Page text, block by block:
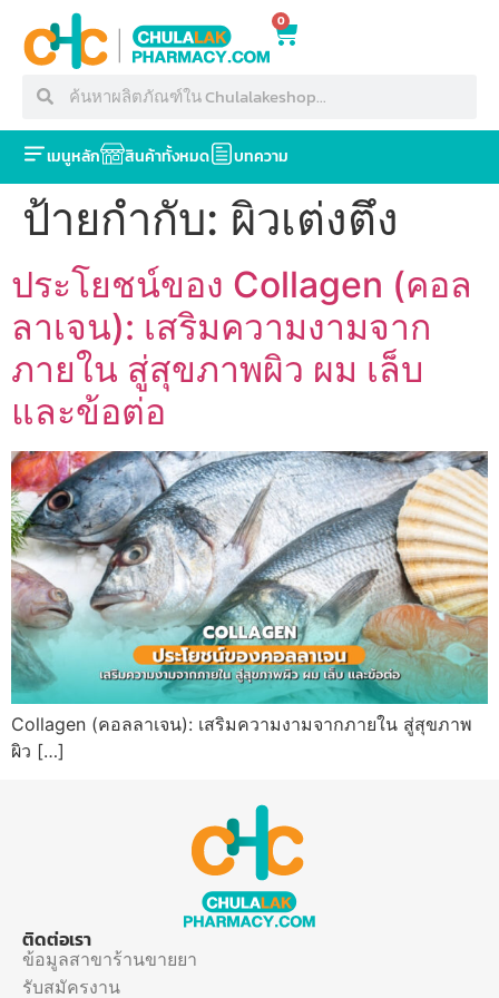
0
เมนูหลัก สินค้าทั้งหมด บทความ
ป้ายกำกับ: ผิวเต่งตึง
ประโยชน์ของ Collagen (คอล
ลาเจน): เสริมความงามจาก
ภายใน สู่สุขภาพผิว ผม เล็บ
และข้อต่อ
Collagen (คอลลาเจน): เสริมความงามจากภายใน สู่สุขภาพ
ผิว […]
ติดต่อเรา
ข้อมูลสาขาร้านขายยา
รับสมัครงาน